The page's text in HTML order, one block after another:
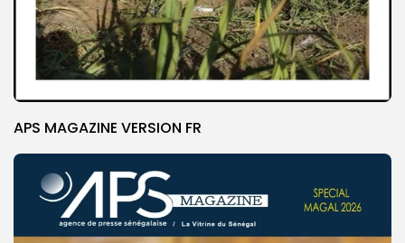
APS MAGAZINE VERSION FR